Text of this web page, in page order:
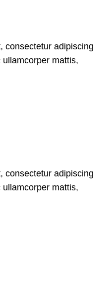
consectetur adipiscing
mattis,
consectetur adipiscing
mattis,